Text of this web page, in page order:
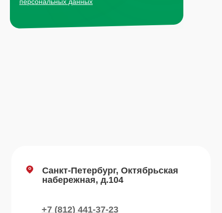
персональных данных
Каталог
О компании
Преимущества